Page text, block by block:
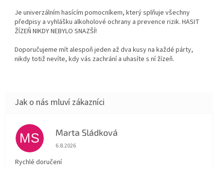
Je univerzálním hasícím pomocníkem, který splňuje všechny
předpisy a vyhlášku alkoholové ochrany a prevence rizik. HASIT
ŽÍZEŇ NIKDY NEBYLO SNAZŠÍ!
Doporučujeme mít alespoň jeden až dva kusy na každé párty,
nikdy totiž nevíte, kdy vás zachrání a uhasíte s ní žízeň.
MS Marta Sládková
Hodnocení obchodu je 5 z 5 hvězdiček.
6.8.2026
Rychlé doručení